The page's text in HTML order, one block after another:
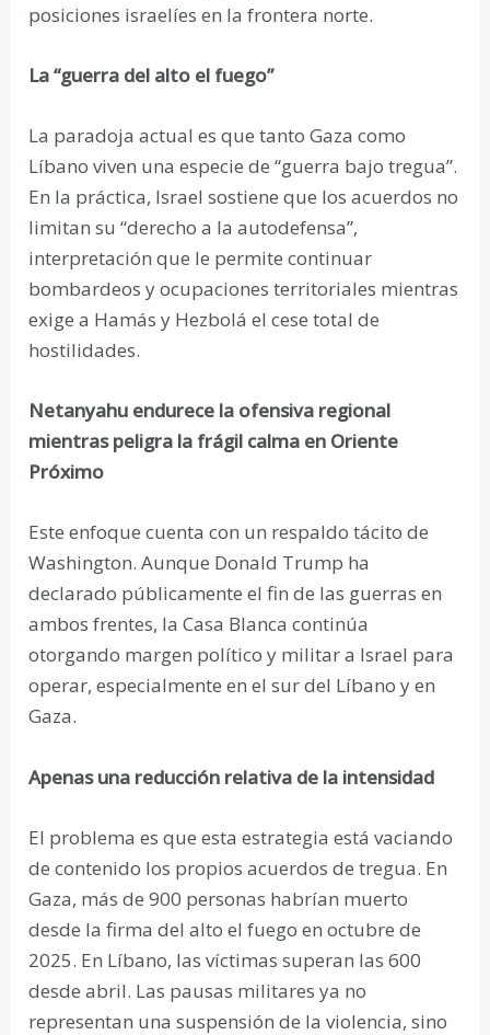
posiciones israelíes en la frontera norte.
La “guerra del alto el fuego”
La paradoja actual es que tanto Gaza como
Líbano viven una especie de “guerra bajo tregua”.
En la práctica, Israel sostiene que los acuerdos no
limitan su “derecho a la autodefensa”,
interpretación que le permite continuar
bombardeos y ocupaciones territoriales mientras
exige a Hamás y Hezbolá el cese total de
hostilidades.
Netanyahu endurece la ofensiva regional
mientras peligra la frágil calma en Oriente
Próximo
Este enfoque cuenta con un respaldo tácito de
Washington. Aunque Donald Trump ha
declarado públicamente el fin de las guerras en
ambos frentes, la Casa Blanca continúa
otorgando margen político y militar a Israel para
operar, especialmente en el sur del Líbano y en
Gaza.
Apenas una reducción relativa de la intensidad
El problema es que esta estrategia está vaciando
de contenido los propios acuerdos de tregua. En
Gaza, más de 900 personas habrían muerto
desde la firma del alto el fuego en octubre de
2025. En Líbano, las víctimas superan las 600
desde abril. Las pausas militares ya no
representan una suspensión de la violencia, sino